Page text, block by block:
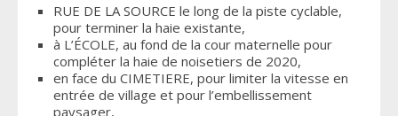
RUE DE LA SOURCE le long de la piste cyclable,
pour terminer la haie existante,
à L’ÉCOLE, au fond de la cour maternelle pour
compléter la haie de noisetiers de 2020,
en face du CIMETIERE, pour limiter la vitesse en
entrée de village et pour l’embellissement
paysager,